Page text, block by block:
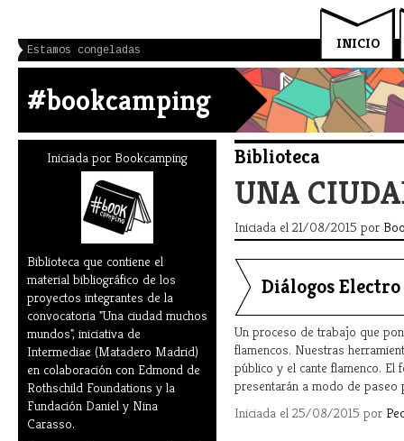
INICIO
Estamos congeladas
#bookcamping
Iniciada por Bookcamping
Biblioteca que contiene el
material bibliográfico de los
proyectos integrantes de la
convocatoria "Una ciudad muchos
mundos", iniciativa de
Intermediae (Matadero Madrid)
en colaboración con Edmond de
Rothschild Foundations y la
Fundación Daniel y Nina
Carasso.
Biblioteca
UNA
Iniciada el 21/08/2015 por
Diálogos
Un proceso de trabajo que
flamencos. Nuestras
público y el cante flamenco. El
presentarán a modo de paseo
Iniciada el 25/08/2015 por